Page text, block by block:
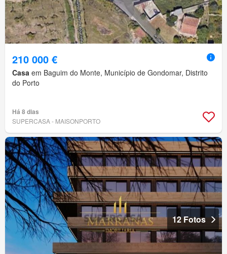
210 000 €
Casa em Baguim do Monte, Município de Gondomar, Distrito
do Porto
Há 8 dias
SUPERCASA - MAISONPORTO
12 Fotos